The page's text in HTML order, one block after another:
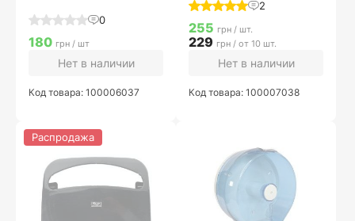
0
180 грн / шт
Нет в наличии
Код товара: 100006037
2
255 грн / шт.
229 грн / от 10 шт.
Нет в наличии
Код товара: 100007038
Распродажа